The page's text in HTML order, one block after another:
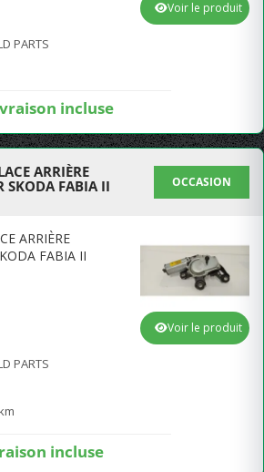
PARTS
incluse
Voir le produit
ARRIÈRE
SKODA FABIA II
OCCASION
ARRIÈRE
FABIA II
PARTS
incluse
Voir le produit